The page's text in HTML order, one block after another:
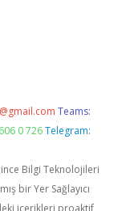
Teams:
0 726 Telegram:
Bilgi Teknolojileri
bir Yer Sağlayıcı
içerikleri proaktif